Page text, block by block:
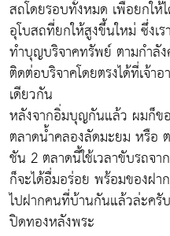
สถโดยรอบทั้งหมด เพื่อยกให้
อุโบสถที่ยกให้สูงขึ้นใหม่ ซึ่งเร
ทำบุญบริจาคทรัพย์ ตามกำลั
ติดต่อบริจาคโดยตรงได้ที่เจ้าอ
เดียวกัน
หลังจากอิ่มบุญกันแล้ว ผมก็ข
ตลาดน้ำคลองลัดมะยม หรือ
ชัน 2 ตลาดนี้ใช้เวลาขับรถจ
ก็จะได้อื่มอร่อย พร้อมของฝ
ไปฝากคนที่บ้านกันแล้วล่ะครับ
ปิดทองหลังพระ